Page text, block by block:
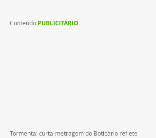
Conteúdo PUBLICITÁRIO
Tormenta: curta-metragem do Boticário reflete